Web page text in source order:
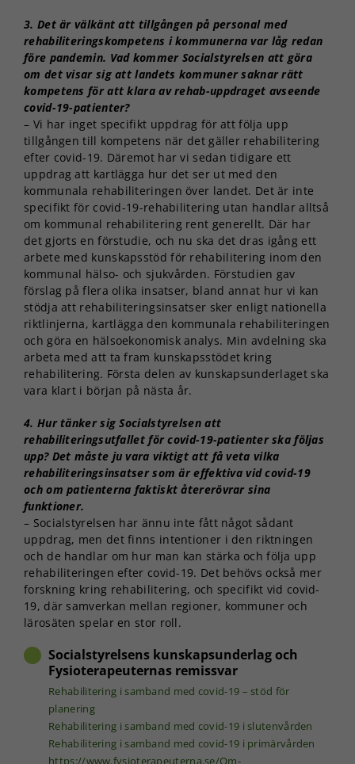
3. Det är välkänt att tillgången på personal med
rehabiliteringskompetens i kommunerna var låg redan
före pandemin. Vad kommer Socialstyrelsen att göra
om det visar sig att landets kommuner saknar rätt
kompetens för att klara av rehab-uppdraget avseende
covid-19-patienter?
– Vi har inget specifikt uppdrag för att följa upp
tillgången till kompetens när det gäller rehabilitering
efter covid-19. Däremot har vi sedan tidigare ett
uppdrag att kartlägga hur det ser ut med den
kommunala rehabiliteringen över landet. Det är inte
specifikt för covid-19-rehabilitering utan handlar alltså
om kommunal rehabilitering rent generellt. Där har
det gjorts en förstudie, och nu ska det dras igång ett
arbete med kunskapsstöd för rehabilitering inom den
kommunal hälso- och sjukvården. Förstudien gav
förslag på flera olika insatser, bland annat hur vi kan
stödja att rehabiliteringsinsatser sker enligt nationella
riktlinjerna, kartlägga den kommunala rehabiliteringen
och göra en hälsoekonomisk analys. Min avdelning ska
arbeta med att ta fram kunskapsstödet kring
rehabilitering. Första delen av kunskapsunderlaget ska
vara klart i början på nästa år.
4. Hur tänker sig Socialstyrelsen att
rehabiliteringsutfallet för covid-19-patienter ska följas
upp? Det måste ju vara viktigt att få veta vilka
rehabiliteringsinsatser som är effektiva vid covid-19
och om patienterna faktiskt återerövrar sina
funktioner.
– Socialstyrelsen har ännu inte fått något sådant
uppdrag, men det finns intentioner i den riktningen
och de handlar om hur man kan stärka och följa upp
rehabiliteringen efter covid-19. Det behövs också mer
forskning kring rehabilitering, och specifikt vid covid-
19, där samverkan mellan regioner, kommuner och
lärosäten spelar en stor roll.
Socialstyrelsens kunskapsunderlag och
Fysioterapeuternas remissvar
Rehabilitering i samband med covid-19 – stöd för
planering
Rehabilitering i samband med covid-19 i slutenvården
Rehabilitering i samband med covid-19 i primärvården
https://www.fysioterapeuterna.se/Om-